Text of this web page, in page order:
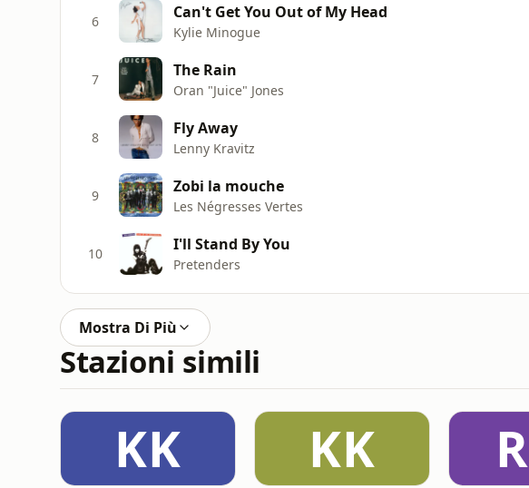
6 Can't Get You Out of My Head
Kylie Minogue
7 The Rain
Oran "Juice" Jones
8 Fly Away
Lenny Kravitz
9 Zobi la mouche
Les Négresses Vertes
10 I'll Stand By You
Pretenders
Mostra Di Più
Stazioni simili
KK KK